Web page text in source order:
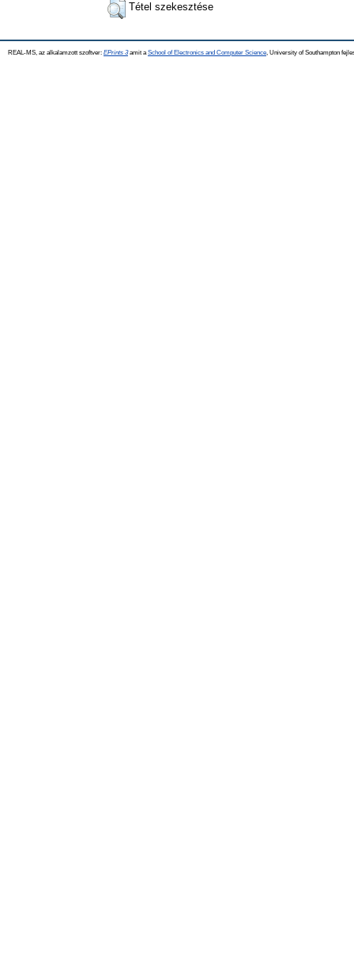
Tétel szekesztése
REAL-MS, az alkalamzott szoftver: EPrints 3amit a School of Electronics and Computer Science , University of Southampton